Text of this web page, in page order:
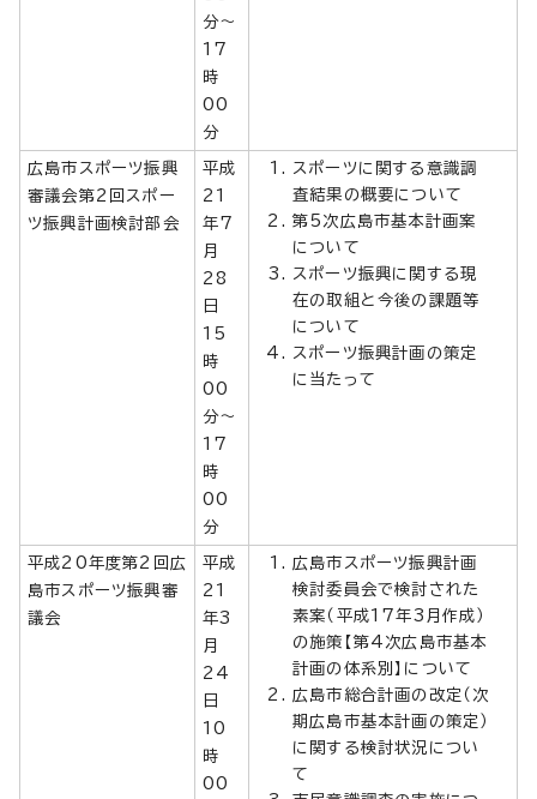
分～
17
時
00
分
広島市スポーツ振興
審議会第2回スポー
ツ振興計画検討部会
平成
21
年7
月
28
日
15
時
00
分～
17
時
00
分
スポーツに関する意識調
査結果の概要について
第5次広島市基本計画案
について
スポーツ振興に関する現
在の取組と今後の課題等
について
スポーツ振興計画の策定
に当たって
平成20年度第2回広
島市スポーツ振興審
議会
平成
21
年3
月
24
日
10
時
00
広島市スポーツ振興計画
検討委員会で検討された
素案（平成17年3月作成）
の施策【第4次広島市基本
計画の体系別】について
広島市総合計画の改定（次
期広島市基本計画の策定）
に関する検討状況につい
て